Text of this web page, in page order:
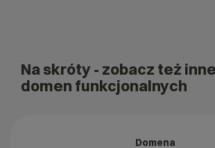
Na skróty - zobacz też
domen funkcjonalnych
Domena